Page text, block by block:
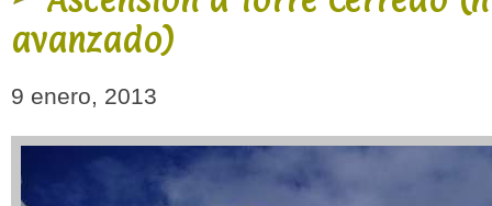
avanzado)
9 enero, 2013